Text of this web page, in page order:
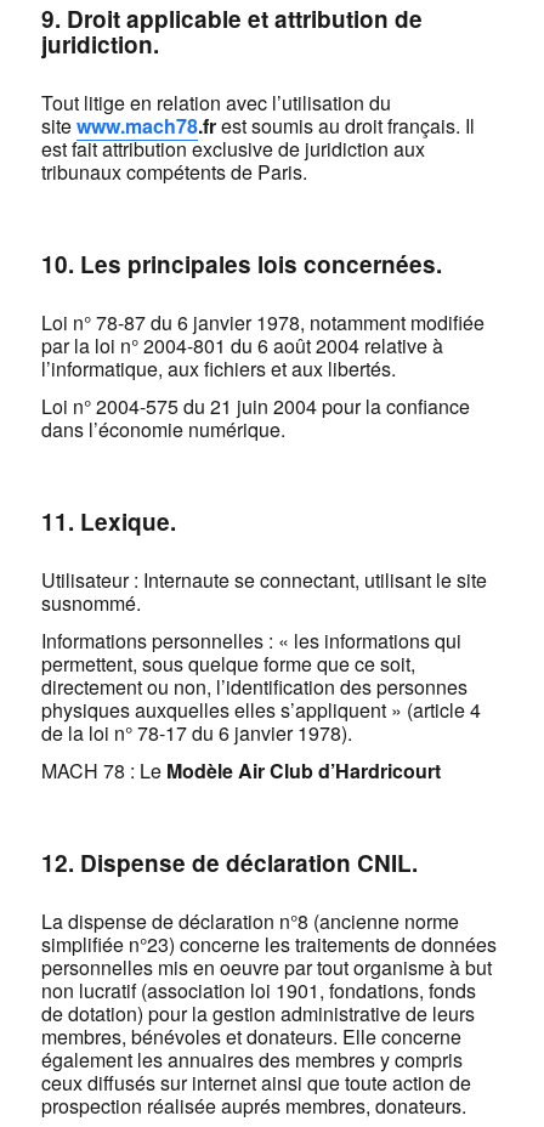
9. Droit applicable et attribution de
juridiction.
Tout litige en relation avec l’utilisation du
sitewww.mach78.frest soumis au droit français. Il
est fait attribution exclusive de juridiction aux
tribunaux compétents de Paris.
10. Les principales lois concernées.
Loi n° 78-87 du 6 janvier 1978, notamment modifiée
par la loi n° 2004-801 du 6 août 2004 relative à
l’informatique, aux fichiers et aux libertés.
Loi n° 2004-575 du 21 juin 2004 pour la confiance
dans l’économie numérique.
11. Lexique.
Utilisateur : Internaute se connectant, utilisant le site
susnommé.
Informations personnelles : « les informations qui
permettent, sous quelque forme que ce soit,
directement ou non, l’identification des personnes
physiques auxquelles elles s’appliquent » (article 4
de la loi n° 78-17 du 6 janvier 1978).
MACH 78 : Le Modèle Air Club d’Hardricourt
12. Dispense de déclaration CNIL.
La dispense de déclaration n°8 (ancienne norme
simplifiée n°23) concerne les traitements de données
personnelles mis en oeuvre par tout organisme à but
non lucratif (association loi 1901, fondations, fonds
de dotation) pour la gestion administrative de leurs
membres, bénévoles et donateurs. Elle concerne
également les annuaires des membres y compris
ceux diffusés sur internet ainsi que toute action de
prospection réalisée auprés membres, donateurs.